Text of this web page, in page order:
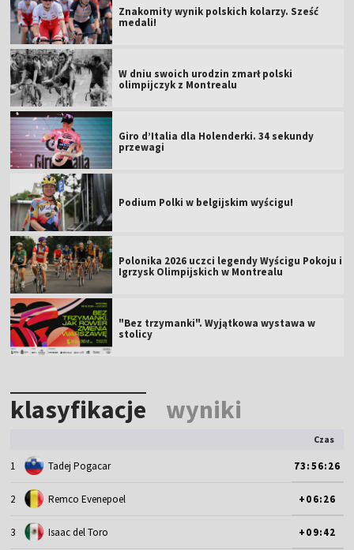
Znakomity wynik polskich kolarzy. Sześć
medali!
W dniu swoich urodzin zmarł polski
olimpijczyk z Montrealu
Giro d’Italia dla Holenderki. 34 sekundy
przewagi
Podium Polki w belgijskim wyścigu!
Polonika 2026 uczci legendy Wyścigu Pokoju i
Igrzysk Olimpijskich w Montrealu
"Bez trzymanki". Wyjątkowa wystawa w
stolicy
klasyfikacje wyniki
Czas
1 Tadej Pogacar 73:56:26
2 Remco Evenepoel +06:26
3 Isaac del Toro +09:42